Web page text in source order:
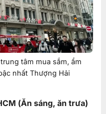
tâm mua sắm, ẩm
nhất Thượng Hải
(Ăn sáng, ăn trưa)